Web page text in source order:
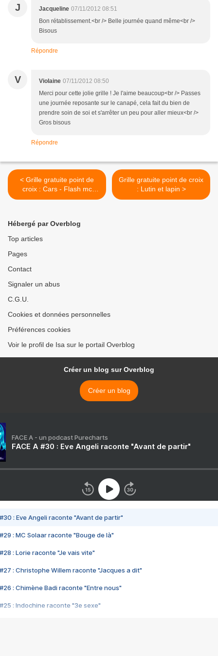
J Jacqueline 07/11/2012 08:51
Bon rétablissement.<br /> Belle journée quand même<br />
Bisous
Répondre
V Violaine 07/11/2012 08:50
Merci pour cette jolie grille ! Je l'aime beaucoup<br /> Passes
une journée reposante sur le canapé, cela fait du bien de
prendre soin de soi et s'arrêter un peu pour aller mieux<br />
Gros bisous
Répondre
< Grille gratuite point de
croix : Cars - Flash mc
queen - Disney
Grille gratuite point de croix
: Lutin et lapin >
Hébergé par Overblog
Top articles
Pages
Contact
Signaler un abus
C.G.U.
Cookies et données personnelles
Préférences cookies
Voir le profil de Isa sur le portail Overblog
Créer un blog sur Overblog
Créer un blog
FACE A - un podcast Purecharts
FACE A #30 : Eve Angeli raconte "Avant de partir"
#30 : Eve Angeli raconte "Avant de partir"
#29 : MC Solaar raconte "Bouge de là"
#28 : Lorie raconte "Je vais vite"
#27 : Christophe Willem raconte "Jacques a dit"
#26 : Chimène Badi raconte "Entre nous"
#25 : Indochine raconte "3e sexe"